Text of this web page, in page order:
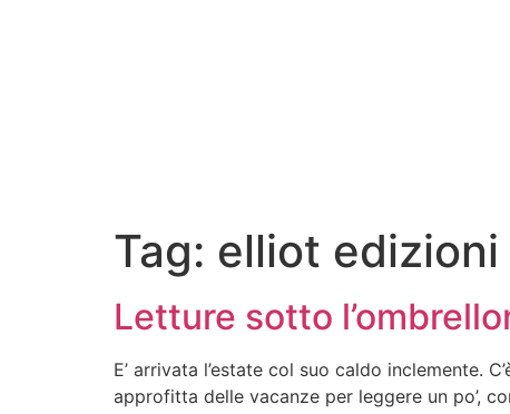
Tag: elliot edizioni
Letture sotto
E’ arrivata l’estate col suo caldo inclemente.
approfitta delle vacanze per leggere un po’,